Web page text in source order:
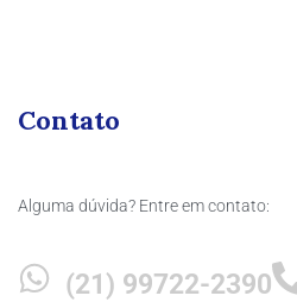
Contato
Alguma dúvida? Entre em contato:
(21) 99722-2390